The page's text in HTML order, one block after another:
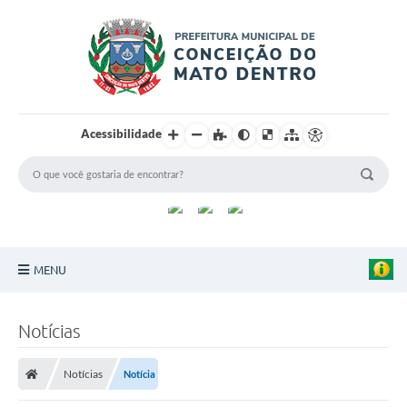
Acessibilidade
MENU
Turismo
Notícias
Notícias Notícia